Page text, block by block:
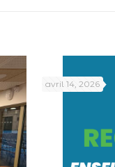
avril 14, 2026